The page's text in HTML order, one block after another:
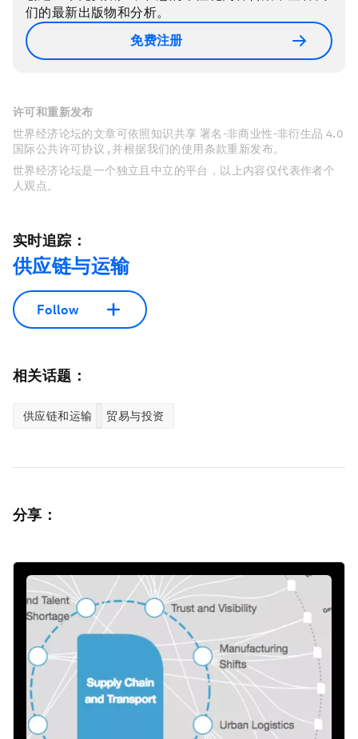
们的最新出版物和分析。
免费注册
许可和重新发布
世界经济论坛的文章可依照知识共享 署名-非商业性-非衍生品 4.0
国际公共许可协议 , 并根据我们的使用条款重新发布。
世界经济论坛是一个独立且中立的平台，以上内容仅代表作者个
人观点。
实时追踪：
供应链与运输
Follow
相关话题：
供应链和运输 贸易与投资
分享：